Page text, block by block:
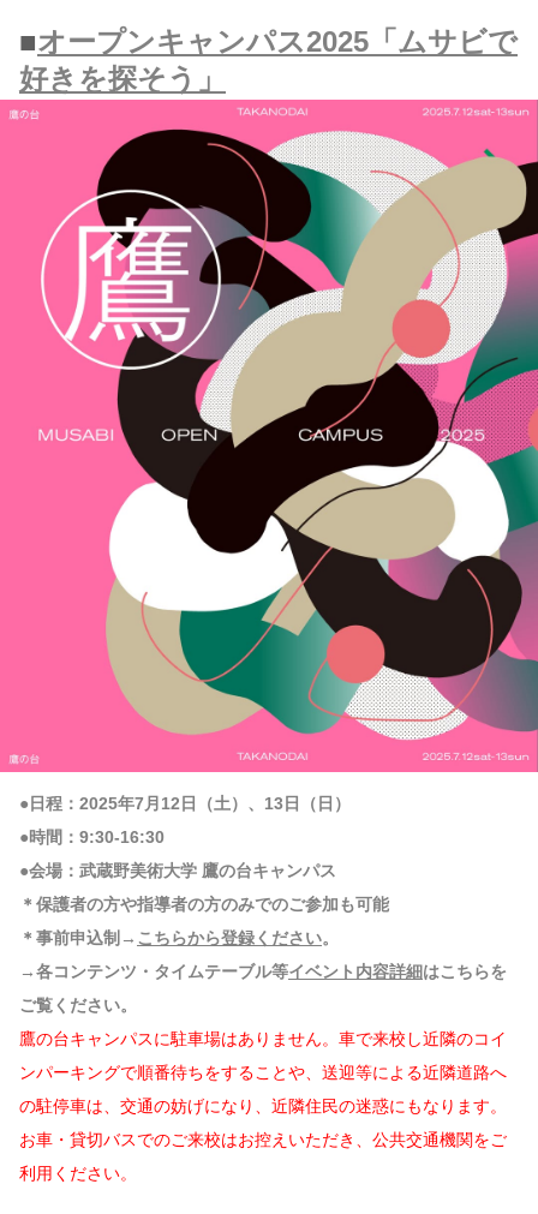
■オープンキャンパス2025「ムサビで
好きを探そう」
●日程：2025年7月12日（土）、13日（日）
●時間：9:30-16:30
●会場：武蔵野美術大学 鷹の台キャンパス
＊保護者の方や指導者の方のみでのご参加も可能
＊事前申込制→ こちらから登録ください。
→各コンテンツ・タイムテーブル等イベント内容詳細はこちらを
ご覧ください。
鷹の台キャンパスに駐車場はありません。車で来校し近隣のコイ
ンパーキングで順番待ちをすることや、送迎等による近隣道路へ
の駐停車は、交通の妨げになり、近隣住民の迷惑にもなります。
お車・貸切バスでのご来校はお控えいただき、公共交通機関をご
利用ください。
運営会社
お問い合わせ